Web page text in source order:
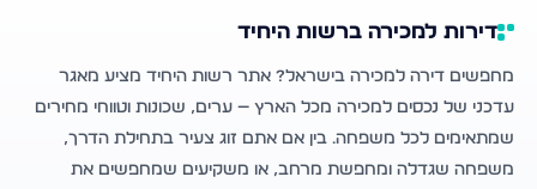
דירות למכירה ברשות היחיד
מחפשים דירה למכירה בישראל? אתר רשות היחיד מציע מאגר
עדכני של נכסים למכירה מכל הארץ — ערים, שכונות וטווחי מחירים
שמתאימים לכל משפחה. בין אם אתם זוג צעיר בתחילת הדרך,
משפחה שגדלה ומחפשת מרחב, או משקיעים שמחפשים את